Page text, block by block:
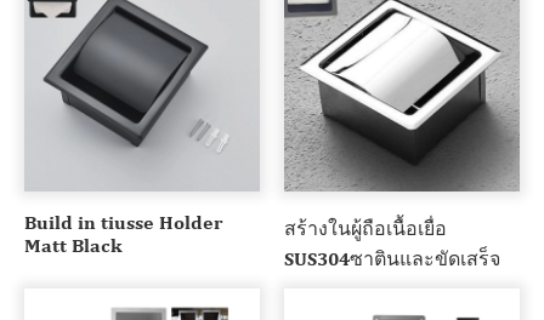
Build in tiusse Holder
Matt Black
สร้างในผู้ถือเนื้อเยื่อ
SUS304ซาตินและขัดเสร็จ